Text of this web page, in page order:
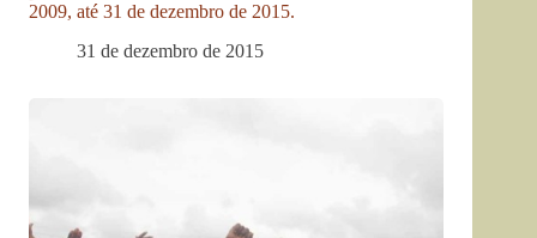
2009, até 31 de dezembro de 2015.
31 de dezembro de 2015